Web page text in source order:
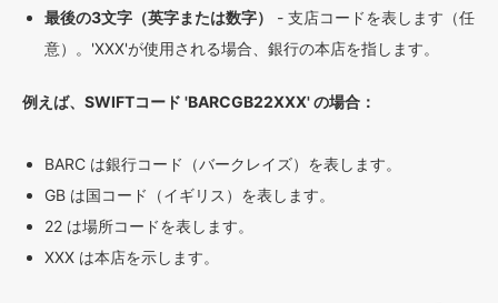
最後の3文字（英字または数字）
- 支店コードを表します（任
意）。'XXX'が使用される場合、銀行の本店を指します。
例えば、SWIFTコード 'BARCGB22XXX' の場合：
BARC は銀行コード（バークレイズ）を表します。
GB は国コード（イギリス）を表します。
22 は場所コードを表します。
XXX は本店を示します。